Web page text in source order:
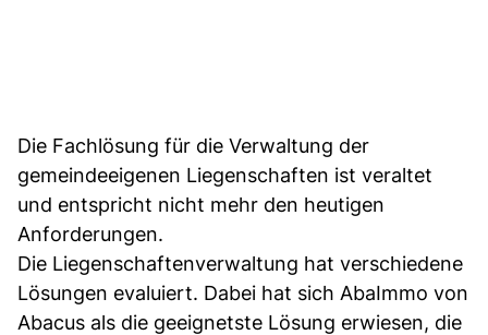
Die Fachlösung für die Verwaltung der
gemeindeeigenen Liegenschaften ist veraltet
und entspricht nicht mehr den heutigen
Anforderungen.
Die Liegenschaftenverwaltung hat verschiedene
Lösungen evaluiert. Dabei hat sich AbaImmo von
Abacus als die geeignetste Lösung erwiesen, die